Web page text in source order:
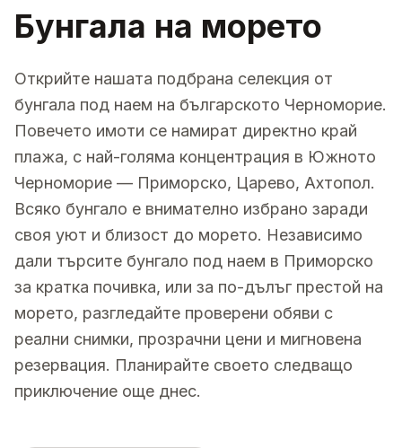
Бунгала на морето
Открийте нашата подбрана селекция от
бунгала под наем на българското Черноморие.
Повечето имоти се намират директно край
плажа, с най-голяма концентрация в Южното
Черноморие — Приморско, Царево, Ахтопол.
Всяко бунгало е внимателно избрано заради
своя уют и близост до морето. Независимо
дали търсите бунгало под наем в Приморско
за кратка почивка, или за по-дълъг престой на
морето, разгледайте проверени обяви с
реални снимки, прозрачни цени и мигновена
резервация. Планирайте своето следващо
приключение още днес.